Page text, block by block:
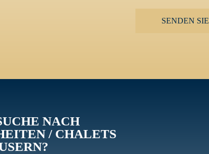
SENDEN SIE
NACH
/ CHALETS